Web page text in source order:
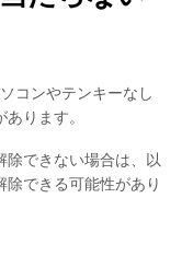
コンやテンキーなし
ります。
除できない場合は、以
できる可能性があり